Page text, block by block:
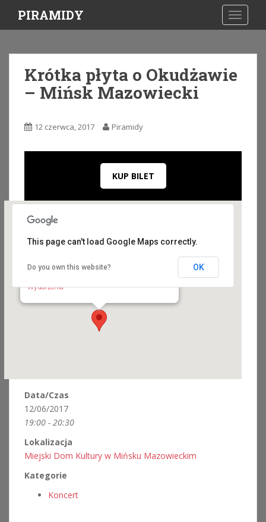
i
PIRAMIDY
Krótka płyta o Okudżawie
– Mińsk Mazowiecki
12 czerwca, 2017 Piramidy
KUP BILET
Miejski Dom Kultury w Mińsku Mazowieckim
Wydarzenia
This page can't load Google Maps correctly.
Do you own this website? OK
Data/Czas
12/06/2017
19:00 - 20:30
Lokalizacja
Miejski Dom Kultury w Mińsku Mazowieckim
Kategorie
Koncert